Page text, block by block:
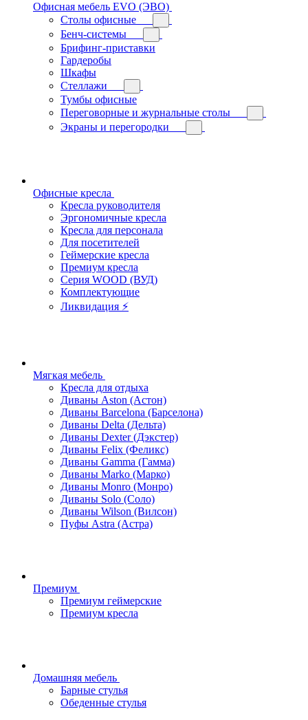
Офисная мебель EVO (ЭВО)
Cтолы офисные
Бенч-системы
Брифинг-приставки
Гардеробы
Шкафы
Стеллажи
Тумбы офисные
Переговорные и журнальные столы
Экраны и перегородки
Офисные кресла
Кресла руководителя
Эргономичные кресла
Кресла для персонала
Для посетителей
Геймерские кресла
Премиум кресла
Серия WOOD (ВУД)
Комплектующие
Ликвидация ⚡
Мягкая мебель
Кресла для отдыха
Диваны Aston (Астон)
Диваны Barcelona (Барселона)
Диваны Delta (Дельта)
Диваны Dexter (Дэкстер)
Диваны Felix (Феликс)
Диваны Gamma (Гамма)
Диваны Marko (Марко)
Диваны Monro (Монро)
Диваны Solo (Соло)
Диваны Wilson (Вилсон)
Пуфы Astra (Астра)
Премиум
Премиум геймерские
Премиум кресла
Домашняя мебель
Барные стулья
Обеденные стулья